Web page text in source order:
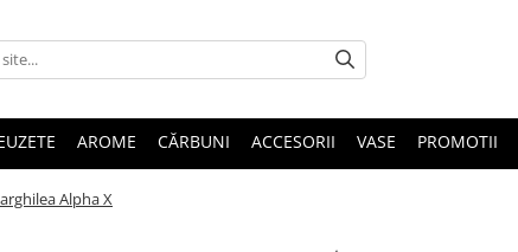
AROME CĂRBUNI ACCESORII VASE PROMOTII
Alpha X